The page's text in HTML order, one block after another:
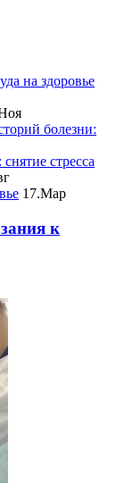
на здоровье
болезни:
стресса
17.Мар
к